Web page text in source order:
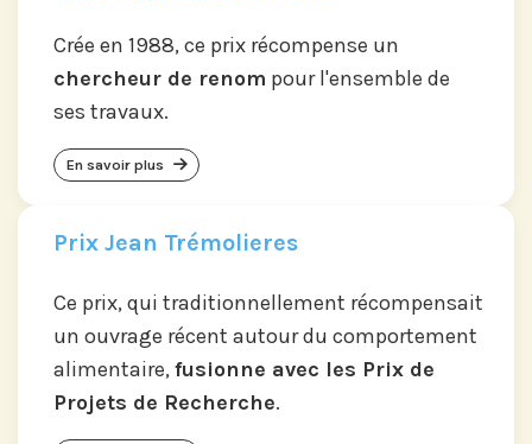
Crée en 1988, ce prix récompense un
chercheur de renom pour l'ensemble de
ses travaux.
En savoir plus
Prix Jean Trémolieres
Ce prix, qui traditionnellement récompensait
un ouvrage récent autour du comportement
alimentaire,fusionne avec les Prix de
Projets de Recherche.